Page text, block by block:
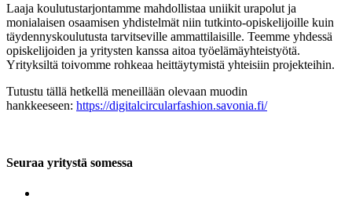
Laaja koulutustarjontamme mahdollistaa uniikit urapolut ja
monialaisen osaamisen yhdistelmät niin tutkinto-opiskelijoille kuin
täydennyskoulutusta tarvitseville ammattilaisille. Teemme yhdessä
opiskelijoiden ja yritysten kanssa aitoa työelämäyhteistyötä.
Yrityksiltä toivomme rohkeaa heittäytymistä yhteisiin projekteihin.
Tutustu tällä hetkellä meneillään olevaan muodin
hankkeeseen: https://digitalcircularfashion.savonia.fi/
Seuraa yritystä somessa